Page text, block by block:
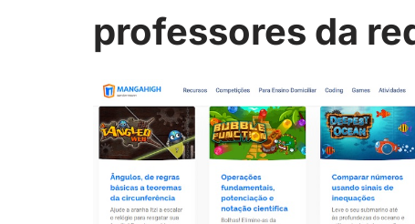
professores da